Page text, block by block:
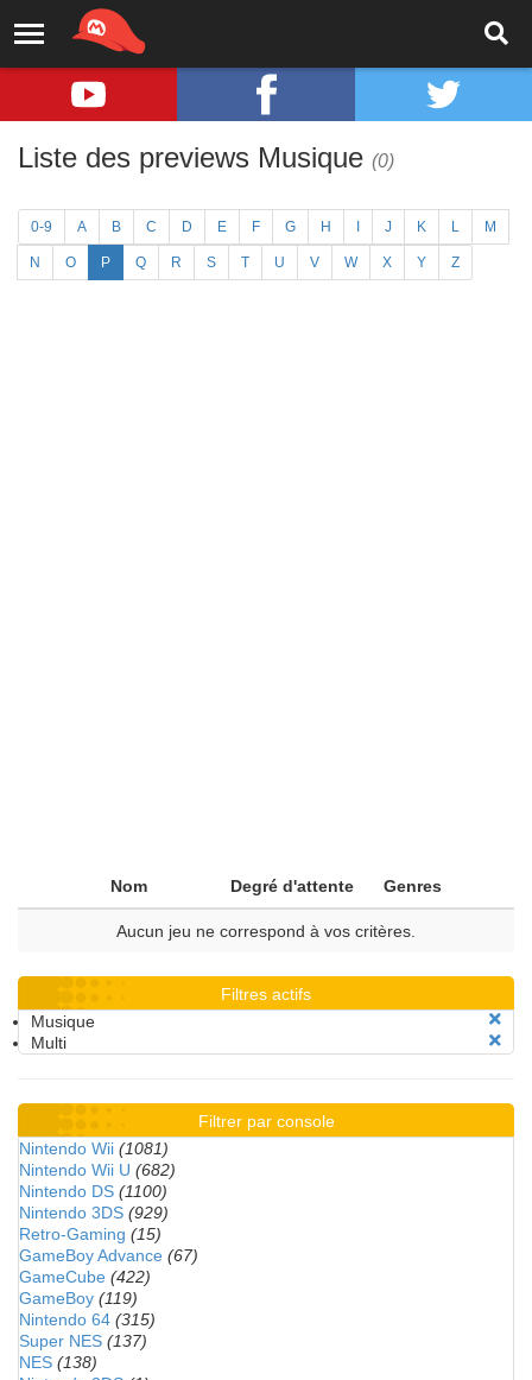
Liste des previews Musique (0)
0-9 A B C D E F G H J K L M
N O P Q R S T U V W X Y Z
Nom Degré d'attente Genres
Aucun jeu ne correspond à vos critères.
Filtres actifs
Musique
Multi
Filtrer par console
Nintendo Wii (1081)
Nintendo Wii U (682)
Nintendo DS (1100)
Nintendo 3DS (929)
Retro-Gaming (15)
GameBoy Advance (67)
GameCube (422)
GameBoy (119)
Nintendo 64 (315)
Super NES (137)
NES (138)